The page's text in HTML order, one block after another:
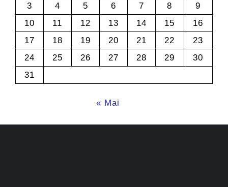
3
4 5 6 7 8
9
10
11 12 13 14 15
16
17
18 19 20 21 22
23
24
25 26 27 28 29
30
31
« Mai